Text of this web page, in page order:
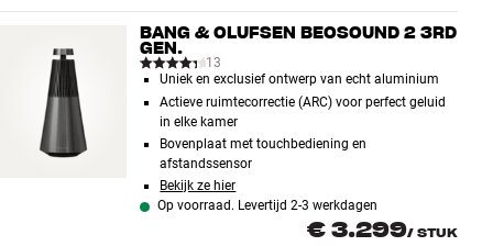
BANG & OLUFSEN BEOSOUND 2 3RD
GEN.
13
Uniek en exclusief ontwerp van echt aluminium
Actieve ruimtecorrectie (ARC) voor perfect geluid
in elke kamer
Bovenplaat met touchbediening en
afstandssensor
Bekijk ze hier
Op voorraad. Levertijd 2-3 werkdagen
€ 3.299/ STUK